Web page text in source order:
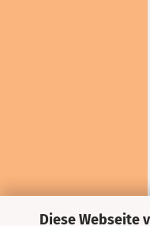
Diese Webseite